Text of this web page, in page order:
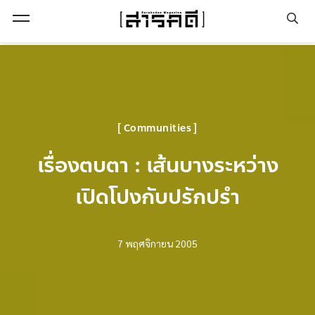
Communities
เรื่องตบตา : เส้นบางระหว่าง
เปิดโปงกับปรักปรำ
7 พฤศจิกายน 2005